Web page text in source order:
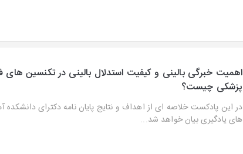
اهمیت خبرگی بالینی و کیفیت استدلال بالینی در تکنسین
پزشکی چیست؟
در این پادکست خلاصه ای از اهداف و نتایج پایان نامه دکترای
های یادگیری بیان خواهد شد...